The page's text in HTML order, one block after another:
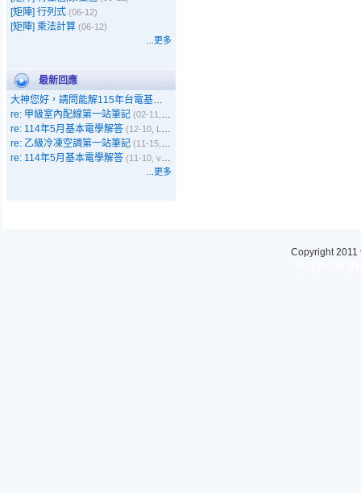
[矩陣] 行列式 (06-12)
[矩陣] 乘法計算 (06-12)
...更多
最新回應
大神您好，請問能解115年台電基本電學嗎
re: 甲級室內配線第一站筆記 (02-11, 呵呵)
re: 114年5月基本電學解答 (12-10, Leo)
re: 乙級冷凍空調第一站筆記 (11-15, Emma)
re: 114年5月基本電學解答 (11-10, vbyer)
...更多
Copyright 2011